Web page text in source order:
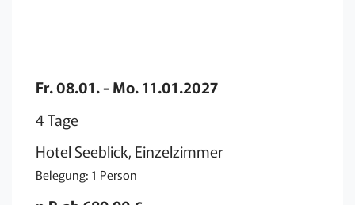
Fr. 08.01. - Mo. 11.01.2027
4 Tage
Hotel Seeblick, Einzelzimmer
Belegung: 1 Person